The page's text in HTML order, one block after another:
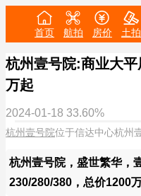
首页 航拍 房价 土拍
杭州壹号院:商业大
万起
2024-01-18 33.60%
杭州壹号院位于信达中心杭州
杭州壹号院，盛世繁华，
230/280/380，总价1200万